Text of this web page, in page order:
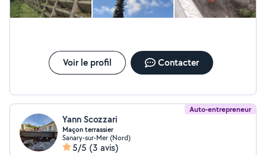
Voir le profil Contacter
Auto-entrepreneur
Yann Scozzari
Maçon terrassier
Sanary-sur-Mer (Nord)
5/5 (3 avis)